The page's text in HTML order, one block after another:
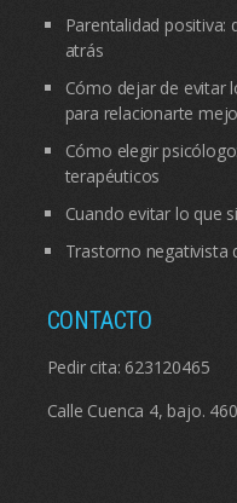
Parentalidad
atrás
Cómo dejar de evitar
para relacionarte
Cómo elegir
terapéuticos
Cuando evitar lo que
Trastorno negativista
CONTACTO
Pedir cita: 623120465
Calle Cuenca 4, bajo.